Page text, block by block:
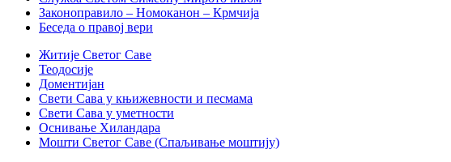
Законоправило – Номоканон – Крмчија
Беседа о правој вери
Житије Светог Саве
Теодосије
Доментијан
Свети Сава у књижевности и песмама
Свети Сава у уметности
Оснивање Хиландара
Мошти Светог Саве (Спаљивање моштију)